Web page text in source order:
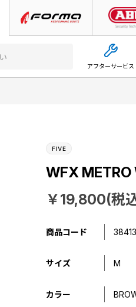
アフターサービス
WFX METRO
￥19,800(税
商品コード
サイズ M
カラー